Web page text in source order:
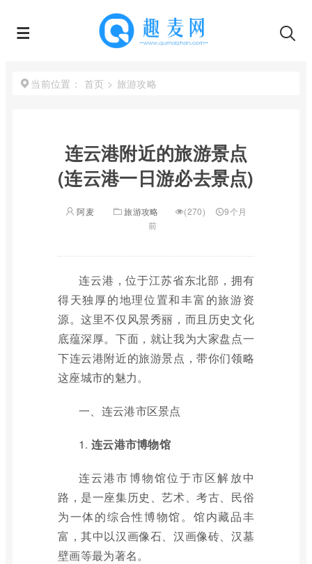
当前位置： 首页 > 旅游攻略
连云港附近的旅游景点
(连云港一日游必去景点)
阿麦 旅游攻略 (270)
9个月
前
连云港，位于江苏省东北部，拥有
得天独厚的地理位置和丰富的旅游资
源。这里不仅风景秀丽，而且历史文化
底蕴深厚。下面，就让我为大家盘点一
下连云港附近的旅游景点，带你们领略
这座城市的魅力。
一、连云港市区景点
1. 连云港市博物馆
连云港市博物馆位于市区解放中
路，是一座集历史、艺术、考古、民俗
为一体的综合性博物馆。馆内藏品丰
富，其中以汉画像石、汉画像砖、汉墓
壁画等最为著名。